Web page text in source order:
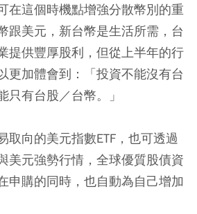
在這個時機點增強分散幣別的重
跟美元，新台幣是生活所需，台
提供豐厚股利，但從上半年的行
更加體會到：「投資不能沒有台
只有台股／台幣。」
取向的美元指數ETF，也可透過
美元強勢行情，全球優質股債資
申購的同時，也自動為自己增加